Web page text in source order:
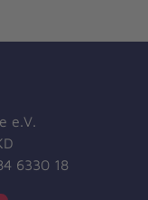
e.V.
6330 18